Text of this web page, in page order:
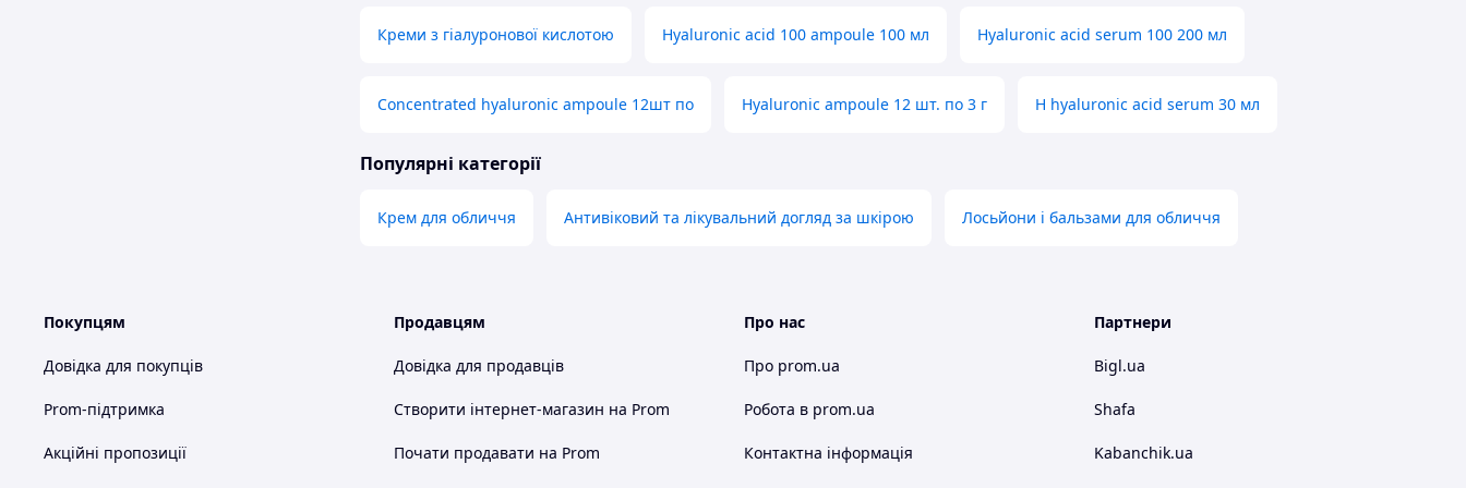
Креми з гіалуронової кислотою Hyaluronic acid 100 ampoule 100 мл Hyaluronic acid serum 100 200 мл
Concentrated hyaluronic ampoule 12шт по Hyaluronic ampoule 12 шт. по 3 г H hyaluronic acid serum 30 мл
Популярні категорії
Крем для обличчя Антивіковий та лікувальний догляд за шкірою Лосьйони і бальзами для обличчя
Покупцям
Довідка для покупців
Prom-підтримка
Акційні пропозиції
Продавцям
Довідка для продавців
Створити інтернет-магазин на Prom
Почати продавати на Prom
Про нас
Про prom.ua
Робота в prom.ua
Контактна інформація
Партнери
Bigl.ua
Shafa
Kabanchik.ua